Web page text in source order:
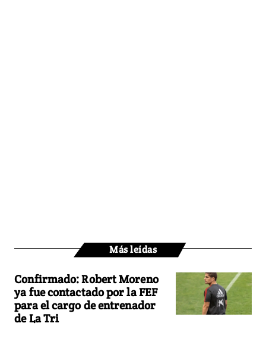
Más leídas
Confirmado: Robert Moreno
ya fue contactado por la FEF
para el cargo de entrenador
de La Tri